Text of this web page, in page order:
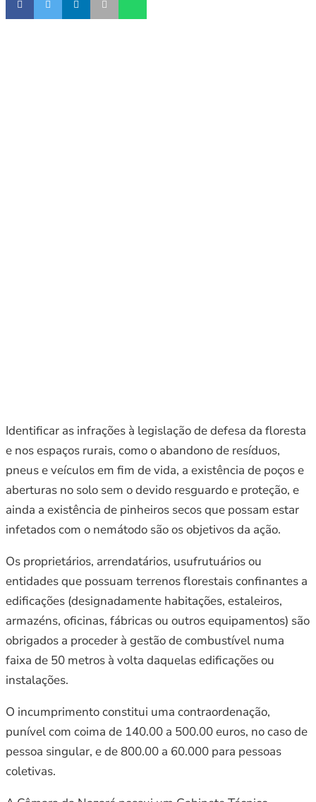
Identificar as infrações à legislação de defesa da floresta
e nos espaços rurais, como o abandono de resíduos,
pneus e veículos em fim de vida, a existência de poços e
aberturas no solo sem o devido resguardo e proteção, e
ainda a existência de pinheiros secos que possam estar
infetados com o nemátodo são os objetivos da ação.
Os proprietários, arrendatários, usufrutuários ou
entidades que possuam terrenos florestais confinantes a
edificações (designadamente habitações, estaleiros,
armazéns, oficinas, fábricas ou outros equipamentos) são
obrigados a proceder à gestão de combustível numa
faixa de 50 metros à volta daquelas edificações ou
instalações.
O incumprimento constitui uma contraordenação,
punível com coima de 140.00 a 500.00 euros, no caso de
pessoa singular, e de 800.00 a 60.000 para pessoas
coletivas.